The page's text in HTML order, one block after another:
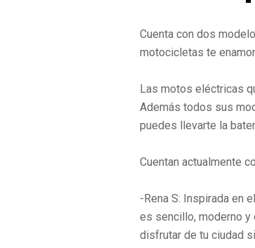
Cuenta con dos
motocicletas te
Las motos eléctricas
Además todos sus
puedes llevarte la
Cuentan actualmente
-Rena S: Inspirada en
es sencillo, moderno y
disfrutar de tu ciudad